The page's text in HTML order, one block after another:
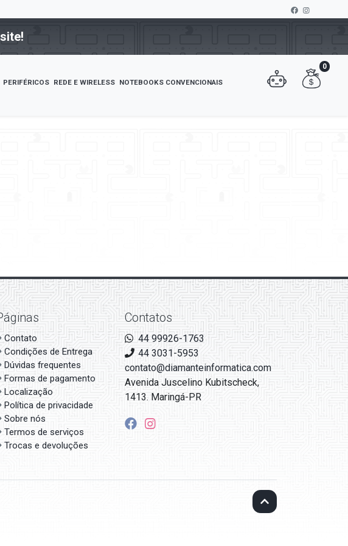
0
PERIFÉRICOS REDE E WIRELESS NOTEBOOKS CONVENCIONAIS
Contatos
44 99926-1763
44 3031-5953
contato@diamanteinformatica.com
Avenida Juscelino Kubitscheck,
1413. Maringá-PR
Contato
Condições de Entrega
Dúvidas frequentes
Formas de pagamento
Localização
Política de privacidade
Sobre nós
Termos de serviços
Trocas e devoluções